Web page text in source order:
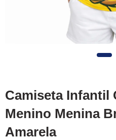
Camiseta Infantil
Menino Menina
Amarela